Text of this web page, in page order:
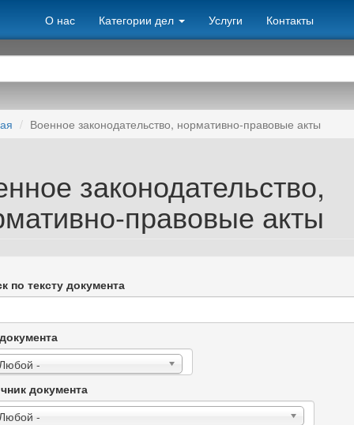
О нас Категории дел Услуги Контакты
Военное законодательство, нормативно-правовые акты
законодательство,
правовые акты
по тексту документа
-
документа
-